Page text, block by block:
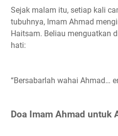
Sejak malam itu, setiap kali
tubuhnya, Imam Ahmad
Haitsam. Beliau menguatkan
hati:
“Bersabarlah wahai Ahmad…
Doa Imam Ahmad untuk